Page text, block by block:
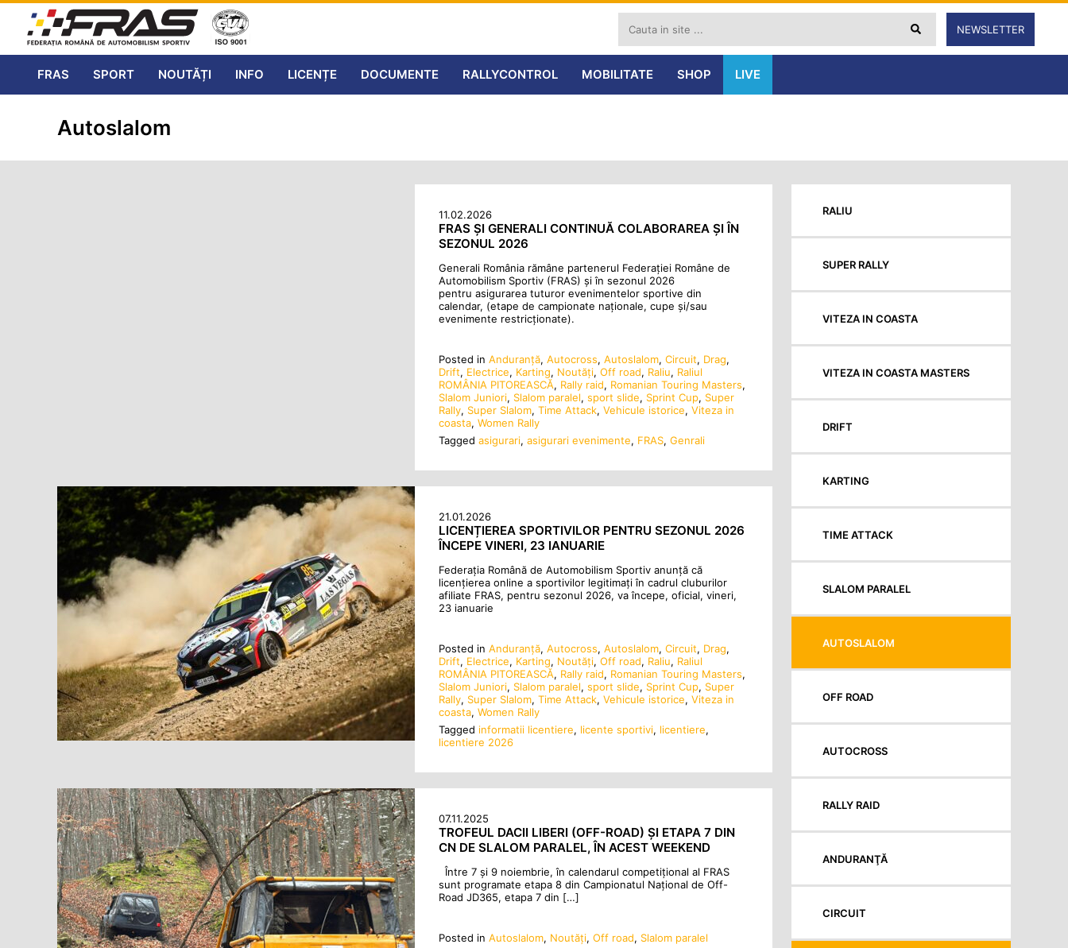
NEWSLETTER
FRAS SPORT NOUTĂȚI INFO LICENȚE DOCUMENTE RALLYCONTROL MOBILITATE SHOP LIVE
Autoslalom
11.02.2026
FRAS ȘI GENERALI CONTINUĂ COLABORAREA ȘI ÎN
SEZONUL 2026
Generali România rămâne partenerul Federației Române de
Automobilism Sportiv (FRAS) și în sezonul 2026
pentru asigurarea tuturor evenimentelor sportive din
calendar, (etape de campionate naționale, cupe și/sau
evenimente restricționate).
Posted in Anduranţă, Autocross, Autoslalom, Circuit, Drag,
Drift, Electrice, Karting, Noutăţi, Off road, Raliu, Raliul
ROMÂNIA PITOREASCĂ, Rally raid, Romanian Touring Masters,
Slalom Juniori, Slalom paralel, sport slide, Sprint Cup, Super
Rally, Super Slalom, Time Attack, Vehicule istorice, Viteza in
coasta, Women Rally
Tagged asigurari, asigurari evenimente, FRAS, Genrali
21.01.2026
LICENȚIEREA SPORTIVILOR PENTRU SEZONUL 2026
ÎNCEPE VINERI, 23 IANUARIE
Federația Română de Automobilism Sportiv anunță că
licenţierea online a sportivilor legitimaţi în cadrul cluburilor
afiliate FRAS, pentru sezonul 2026, va începe, oficial, vineri,
23 ianuarie
Posted in Anduranţă, Autocross, Autoslalom, Circuit, Drag,
Drift, Electrice, Karting, Noutăţi, Off road, Raliu, Raliul
ROMÂNIA PITOREASCĂ, Rally raid, Romanian Touring Masters,
Slalom Juniori, Slalom paralel, sport slide, Sprint Cup, Super
Rally, Super Slalom, Time Attack, Vehicule istorice, Viteza in
coasta, Women Rally
Tagged informatii licentiere, licente sportivi, licentiere,
licentiere 2026
07.11.2025
TROFEUL DACII LIBERI (OFF-ROAD) ȘI ETAPA 7 DIN
CN DE SLALOM PARALEL, ÎN ACEST WEEKEND
Între 7 și 9 noiembrie, în calendarul competițional al FRAS
sunt programate etapa 8 din Campionatul Național de Off-
Road JD365, etapa 7 din […]
Posted in Autoslalom, Noutăţi, Off road, Slalom paralel
RALIU
SUPER RALLY
VITEZA IN COASTA
VITEZA IN COASTA MASTERS
DRIFT
KARTING
TIME ATTACK
SLALOM PARALEL
AUTOSLALOM
OFF ROAD
AUTOCROSS
RALLY RAID
ANDURANŢĂ
CIRCUIT